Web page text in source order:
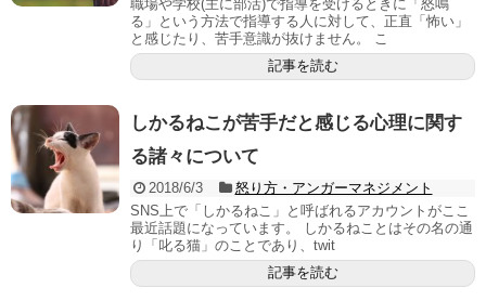
職場や学校(主に部活)で指導を受けるときに「怒鳴
る」という方法で指導する人に対して、正直「怖い」
と感じたり、苦手意識が抜けません。 こ
記事を読む
しかるねこが苦手だと感じる心理に関す
る諸々について
2018/6/3
怒り方・アンガーマネジメント
SNS上で「しかるねこ」と呼ばれるアカウントがここ
最近話題になっています。 しかるねことはその名の通
り「叱る猫」のことであり、twit
記事を読む